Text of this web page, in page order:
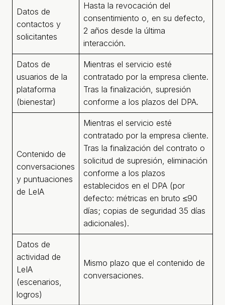
Datos de
contactos y
solicitantes
Hasta la revocación del
consentimiento o, en su defecto,
2 años desde la última
interacción.
Datos de
usuarios de la
plataforma
(bienestar)
Mientras el servicio esté
contratado por la empresa cliente.
Tras la finalización, supresión
conforme a los plazos del DPA.
Contenido de
conversaciones
y puntuaciones
de LeIA
Mientras el servicio esté
contratado por la empresa cliente.
Tras la finalización del contrato o
solicitud de supresión, eliminación
conforme a los plazos
establecidos en el DPA (por
defecto: métricas en bruto ≤90
días; copias de seguridad 35 días
adicionales).
Datos de
actividad de
LeIA
(escenarios,
logros)
Mismo plazo que el contenido de
conversaciones.